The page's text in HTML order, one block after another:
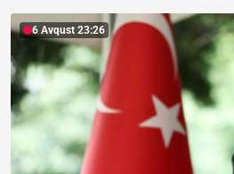
6 Avqust 23:26